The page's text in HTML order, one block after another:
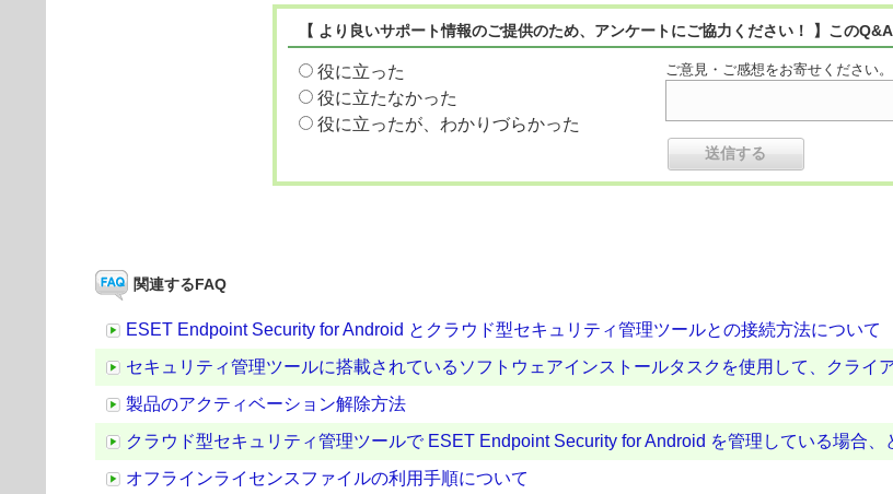
【 より良いサポート情報のご提供のため、アンケートにご協力ください！ 】この
役に立った
役に立たなかった
役に立ったが、わかりづらかった
ご意見・ご感想をお寄せください。
関連するFAQ
ESET Endpoint Security for Android とクラウド型セキュリティ管理ツールとの接続方法について
セキュリティ管理ツールに搭載されているソフトウェアインストールタスクを使用して、クライ
製品のアクティベーション解除方法
クラウド型セキュリティ管理ツールで ESET Endpoint Security for Android を管理している場合、
オフラインライセンスファイルの利用手順について